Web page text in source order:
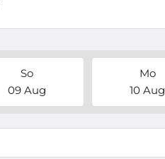
So
09 Aug
Mo
10 Aug